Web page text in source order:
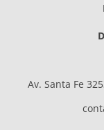
Av. Santa Fe